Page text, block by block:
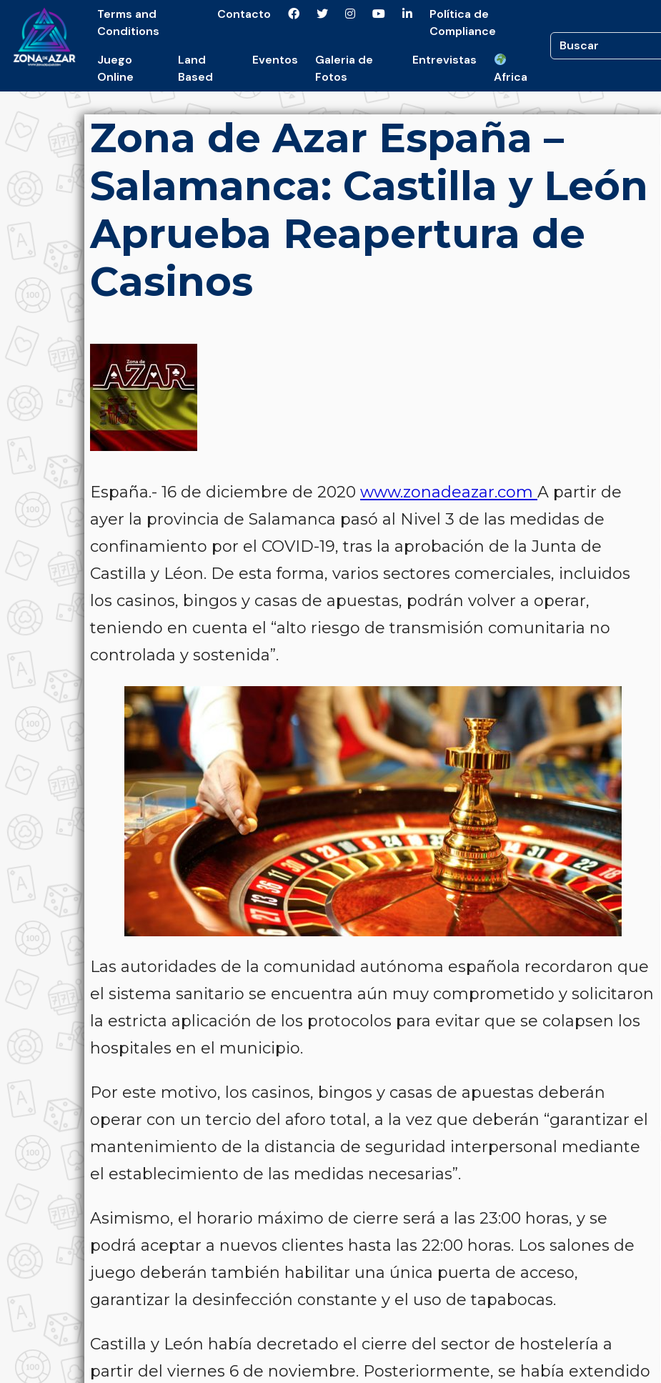
Terms and
Conditions
Contacto
Política de
Compliance
Juego
Online
Land
Based
Eventos
Galeria de
Fotos
Entrevistas
Africa
Zona de Azar España –
Salamanca: Castilla y León
Aprueba Reapertura de
Casinos
España.- 16 de diciembre de 2020 www.zonadeazar.com A partir de
ayer la provincia de Salamanca pasó al Nivel 3 de las medidas de
confinamiento por el COVID-19, tras la aprobación de la Junta de
Castilla y Léon. De esta forma, varios sectores comerciales, incluidos
los casinos, bingos y casas de apuestas, podrán volver a operar,
teniendo en cuenta el “alto riesgo de transmisión comunitaria no
controlada y sostenida”.
Las autoridades de la comunidad autónoma española recordaron que
el sistema sanitario se encuentra aún muy comprometido y solicitaron
la estricta aplicación de los protocolos para evitar que se colapsen los
hospitales en el municipio.
Por este motivo, los casinos, bingos y casas de apuestas deberán
operar con un tercio del aforo total, a la vez que deberán “garantizar el
mantenimiento de la distancia de seguridad interpersonal mediante
el establecimiento de las medidas necesarias”.
Asimismo, el horario máximo de cierre será a las 23:00 horas, y se
podrá aceptar a nuevos clientes hasta las 22:00 horas. Los salones de
juego deberán también habilitar una única puerta de acceso,
garantizar la desinfección constante y el uso de tapabocas.
Castilla y León había decretado el cierre del sector de hostelería a
partir del viernes 6 de noviembre. Posteriormente, se había extendido